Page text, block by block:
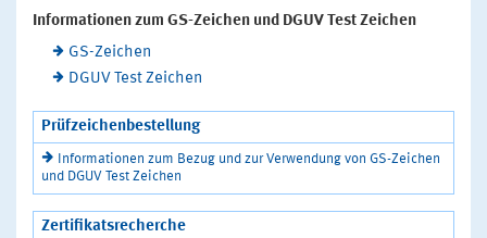
Informationen zum GS-Zeichen und DGUV Test Zeichen
GS-Zeichen
DGUV Test Zeichen
Prüfzeichenbestellung
Informationen zum Bezug und zur Verwendung von GS-Zeichen
und DGUV Test Zeichen
Zertifikatsrecherche